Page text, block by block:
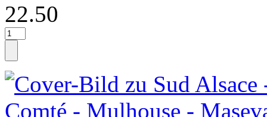
22.50